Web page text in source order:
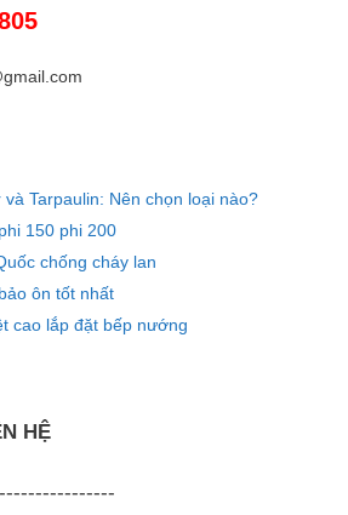
Tarpaulin: Nên chọn loại nào?
150 phi 200
chống cháy lan
ôn tốt nhất
cao lắp đặt bếp nướng
HỆ